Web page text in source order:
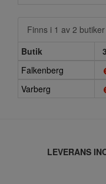
Finns i 1 av 2 butiker
Butik
Falkenberg
Varberg
LEVERANS